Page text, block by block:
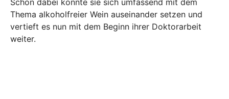
Schon dabei konnte sie sich umfassend mit dem
Thema alkoholfreier Wein auseinander setzen und
vertieft es nun mit dem Beginn ihrer Doktorarbeit
weiter.